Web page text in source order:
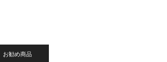
お勧め商品